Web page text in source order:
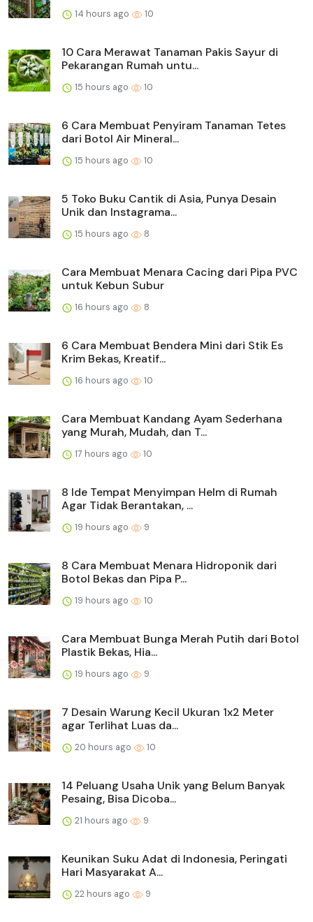
14 hours ago 10
10 Cara Merawat Tanaman Pakis Sayur di
Pekarangan Rumah untu...
15 hours ago 10
6 Cara Membuat Penyiram Tanaman Tetes
dari Botol Air Mineral...
15 hours ago 10
5 Toko Buku Cantik di Asia, Punya Desain
Unik dan Instagrama...
15 hours ago 8
Cara Membuat Menara Cacing dari Pipa PVC
untuk Kebun Subur
16 hours ago 8
6 Cara Membuat Bendera Mini dari Stik Es
Krim Bekas, Kreatif...
16 hours ago 10
Cara Membuat Kandang Ayam Sederhana
yang Murah, Mudah, dan T...
17 hours ago 10
8 Ide Tempat Menyimpan Helm di Rumah
Agar Tidak Berantakan, ...
19 hours ago 9
8 Cara Membuat Menara Hidroponik dari
Botol Bekas dan Pipa P...
19 hours ago 10
Cara Membuat Bunga Merah Putih dari Botol
Plastik Bekas, Hia...
19 hours ago 9
7 Desain Warung Kecil Ukuran 1x2 Meter
agar Terlihat Luas da...
20 hours ago 10
14 Peluang Usaha Unik yang Belum Banyak
Pesaing, Bisa Dicoba...
21 hours ago 9
Keunikan Suku Adat di Indonesia, Peringati
Hari Masyarakat A...
22 hours ago 9